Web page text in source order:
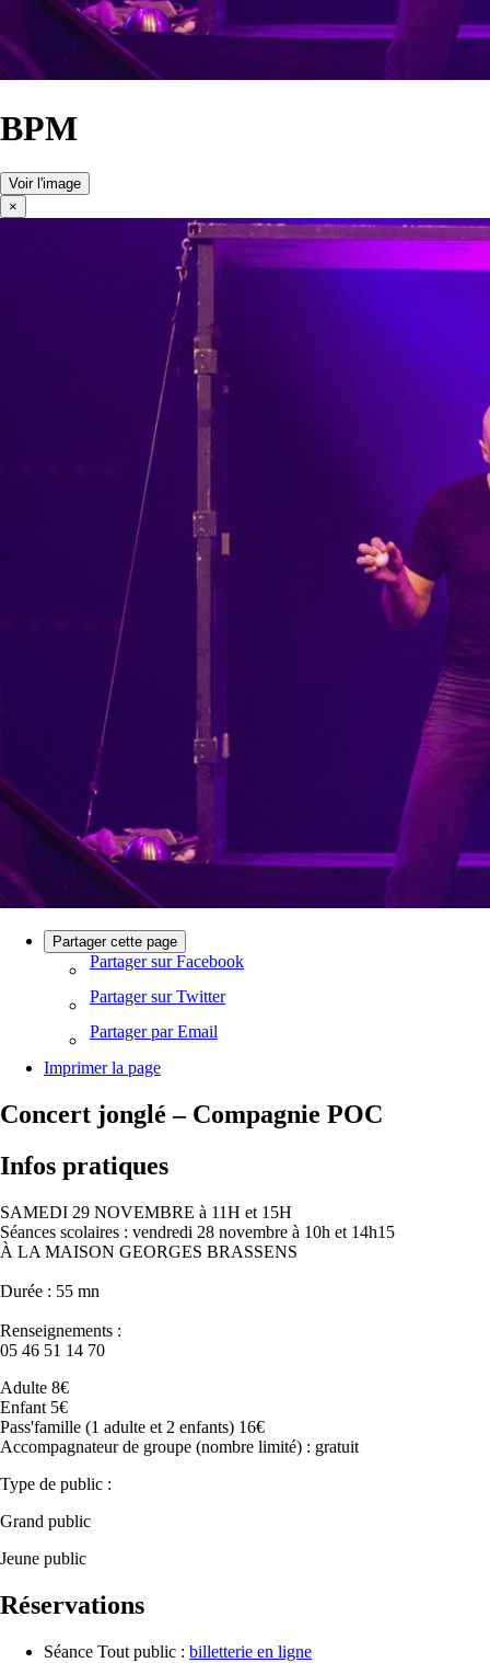
BPM
Voir l'image
×
Partager cette page
Partager sur Facebook
Partager sur Twitter
Partager par Email
Imprimer la page
Concert jonglé – Compagnie POC
Infos pratiques
SAMEDI 29 NOVEMBRE à 11H et 15H
Séances scolaires : vendredi 28 novembre à 10h et 14h15
À LA MAISON GEORGES BRASSENS
Durée : 55 mn
Renseignements :
05 46 51 14 70
Adulte 8€
Enfant 5€
Pass'famille (1 adulte et 2 enfants) 16€
Accompagnateur de groupe (nombre limité) : gratuit
Type de public :
Grand public
Jeune public
Réservations
Séance Tout public : billetterie en ligne